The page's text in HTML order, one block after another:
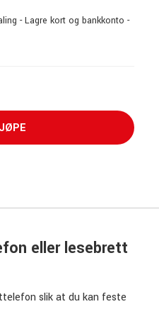
- Lagre kort og bankkonto -
eller lesebrett
slik at du kan feste